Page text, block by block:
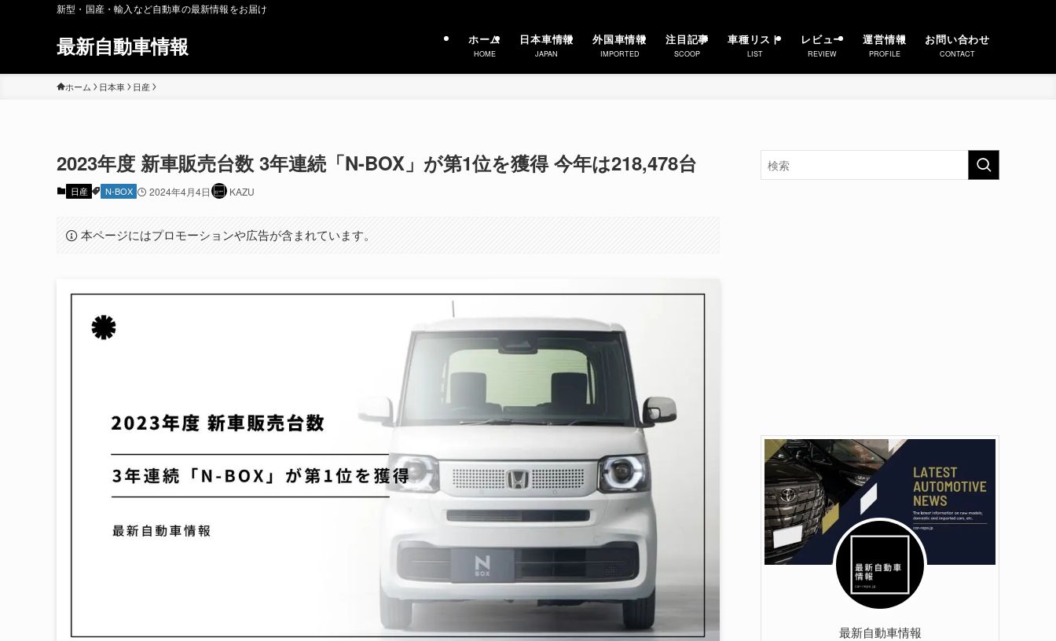
新型・国産・輸入など自動車の最新情報をお届け
最新自動車情報 ホーム
HOME
日本車情報
JAPAN
外国車情報
IMPORTED
注目記事
SCOOP
車種リスト
LIST
レビュー
REVIEW
運営情報
PROFILE
お問い合わせ
CONTACT
ホーム 日本車 日産
2023年度 新車販売台数 3年連続「N-BOX」が第1位を獲得 今年は218,478台
日産 N-BOX 2024年4月4日 KAZU
本ページにはプロモーションや広告が含まれています。
最新自動車情報